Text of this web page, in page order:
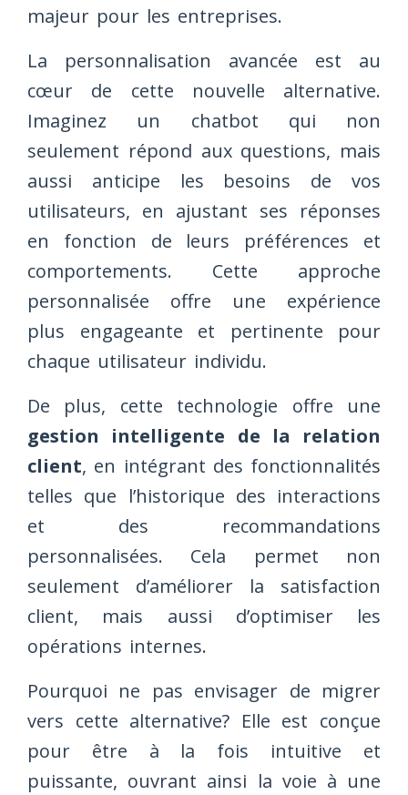
majeur pour les entreprises.
La personnalisation avancée est au
cœur de cette nouvelle alternative.
Imaginez un chatbot qui non
seulement répond aux questions, mais
aussi anticipe les besoins de vos
utilisateurs, en ajustant ses réponses
en fonction de leurs préférences et
comportements. Cette approche
personnalisée offre une expérience
plus engageante et pertinente pour
chaque utilisateur individu.
De plus, cette technologie offre une
gestion intelligente de la relation
client, en intégrant des fonctionnalités
telles que l’historique des interactions
et des recommandations
personnalisées. Cela permet non
seulement d’améliorer la satisfaction
client, mais aussi d’optimiser les
opérations internes.
Pourquoi ne pas envisager de migrer
vers cette alternative? Elle est conçue
pour être à la fois intuitive et
puissante, ouvrant ainsi la voie à une